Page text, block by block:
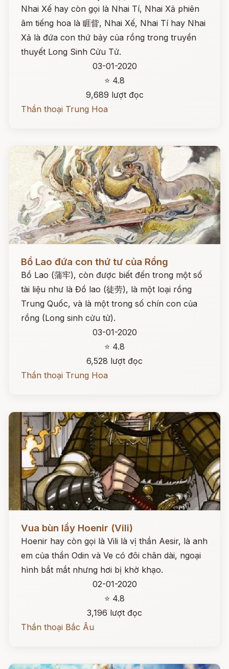
Nhai Xế hay còn gọi là Nhai Tí, Nhai Xả phiên
âm tiếng hoa là 睚眥, Nhai Xế, Nhai Tí hay Nhai
Xả là đứa con thứ bảy của rồng trong truyền
thuyết Long Sinh Cửu Tử.
03-01-2020
⭐ 4.8
9,689 lượt đọc
Thần thoại Trung Hoa
Đọc ngay
Bồ Lao đứa con thứ tư của Rồng
Bồ Lao (蒲牢), còn được biết đến trong một số
tài liệu như là Đồ lao (徒劳), là một loại rồng
Trung Quốc, và là một trong số chín con của
rồng (Long sinh cửu tử).
03-01-2020
⭐ 4.8
6,528 lượt đọc
Thần thoại Trung Hoa
Vua bùn lầy Hoenir (Vili)
Hoenir hay còn gọi là Vili là vị thần Aesir, là anh
em của thần Odin và Ve có đôi chân dài, ngoại
hình bắt mắt nhưng hơi bị khờ khạo.
02-01-2020
⭐ 4.8
3,196 lượt đọc
Thần thoại Bắc Âu